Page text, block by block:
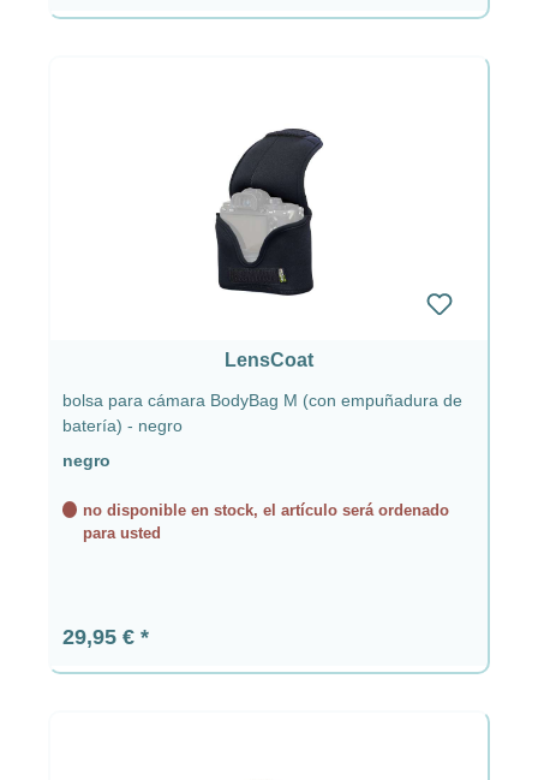
LensCoat
bolsa para cámara BodyBag M (con empuñadura de
batería) - negro
negro
no disponible en stock, el artículo será ordenado
para usted
Precio normal:
29,95 €